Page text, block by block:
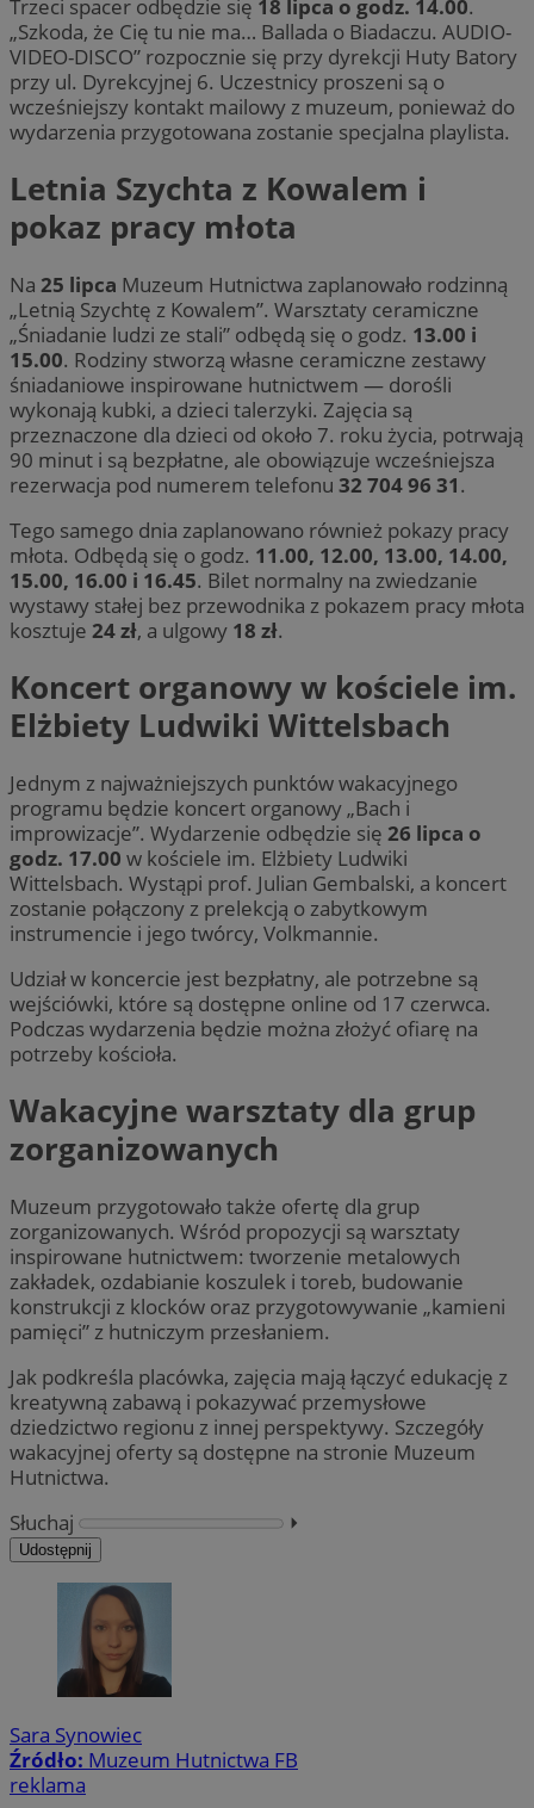
Trzeci spacer odbędzie się 18 lipca o godz. 14.00.
„Szkoda, że Cię tu nie ma… Ballada o Biadaczu. AUDIO-
VIDEO-DISCO” rozpocznie się przy dyrekcji Huty Batory
przy ul. Dyrekcyjnej 6. Uczestnicy proszeni są o
wcześniejszy kontakt mailowy z muzeum, ponieważ do
wydarzenia przygotowana zostanie specjalna playlista.
Letnia Szychta z Kowalem i
pokaz pracy młota
Na 25 lipca Muzeum Hutnictwa zaplanowało rodzinną
„Letnią Szychtę z Kowalem”. Warsztaty ceramiczne
„Śniadanie ludzi ze stali” odbędą się o godz. 13.00 i
15.00. Rodziny stworzą własne ceramiczne zestawy
śniadaniowe inspirowane hutnictwem — dorośli
wykonają kubki, a dzieci talerzyki. Zajęcia są
przeznaczone dla dzieci od około 7. roku życia, potrwają
90 minut i są bezpłatne, ale obowiązuje wcześniejsza
rezerwacja pod numerem telefonu 32 704 96 31.
Tego samego dnia zaplanowano również pokazy pracy
młota. Odbędą się o godz. 11.00, 12.00, 13.00, 14.00,
15.00, 16.00 i 16.45. Bilet normalny na zwiedzanie
wystawy stałej bez przewodnika z pokazem pracy młota
kosztuje 24 zł, a ulgowy 18 zł.
Koncert organowy w kościele im.
Elżbiety Ludwiki Wittelsbach
Jednym z najważniejszych punktów wakacyjnego
programu będzie koncert organowy „Bach i
improwizacje”. Wydarzenie odbędzie się 26 lipca o
godz. 17.00 w kościele im. Elżbiety Ludwiki
Wittelsbach. Wystąpi prof. Julian Gembalski, a koncert
zostanie połączony z prelekcją o zabytkowym
instrumencie i jego twórcy, Volkmannie.
Udział w koncercie jest bezpłatny, ale potrzebne są
wejściówki, które są dostępne online od 17 czerwca.
Podczas wydarzenia będzie można złożyć ofiarę na
potrzeby kościoła.
Wakacyjne warsztaty dla grup
zorganizowanych
Muzeum przygotowało także ofertę dla grup
zorganizowanych. Wśród propozycji są warsztaty
inspirowane hutnictwem: tworzenie metalowych
zakładek, ozdabianie koszulek i toreb, budowanie
konstrukcji z klocków oraz przygotowywanie „kamieni
pamięci” z hutniczym przesłaniem.
Jak podkreśla placówka, zajęcia mają łączyć edukację z
kreatywną zabawą i pokazywać przemysłowe
dziedzictwo regionu z innej perspektywy. Szczegóły
wakacyjnej oferty są dostępne na stronie Muzeum
Hutnictwa.
Słuchaj
⏵︎
Udostępnij
Sara Synowiec
Źródło: Muzeum Hutnictwa FB
reklama